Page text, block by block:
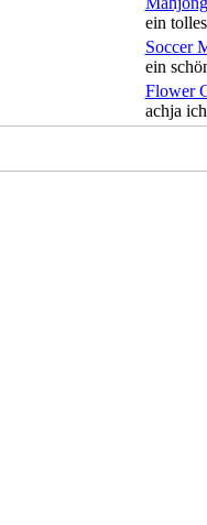
ein
Soccer
ein
Flower
achja